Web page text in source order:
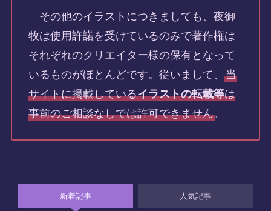
その他のイラストにつきましても、夜御
牧は使用許諾を受けているのみで著作権は
それぞれのクリエイター様の保有となって
いるものがほとんどです。従いまして、 当
サイトに掲載しているイラストの転載等は
事前のご相談なしでは許可できません。
新着記事 人気記事